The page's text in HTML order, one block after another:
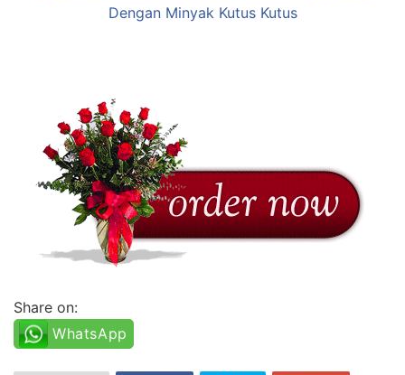
Dengan Minyak Kutus Kutus
Share on:
WhatsApp